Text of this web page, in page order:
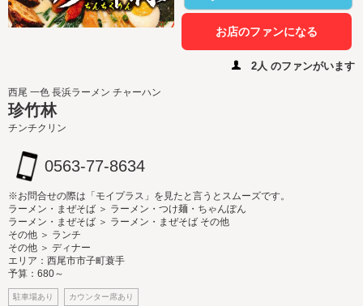
お店のファンになる
2人 のファンがいます
西尾 一色 長浜ラーメン チャーハン
珍竹林
チンチクリン
0563-77-8634
※お問合せの際は「モイプラス」を見たと言うとスムーズです。
ラーメン・まぜそば ＞ ラーメン・つけ麺・ちゃんぽん
ラーメン・まぜそば ＞ ラーメン・まぜそば その他
その他 ＞ ランチ
その他 ＞ ディナー
エリア：西尾市市子町蓑手
予算：680～
駐車場あり カウンター席あり